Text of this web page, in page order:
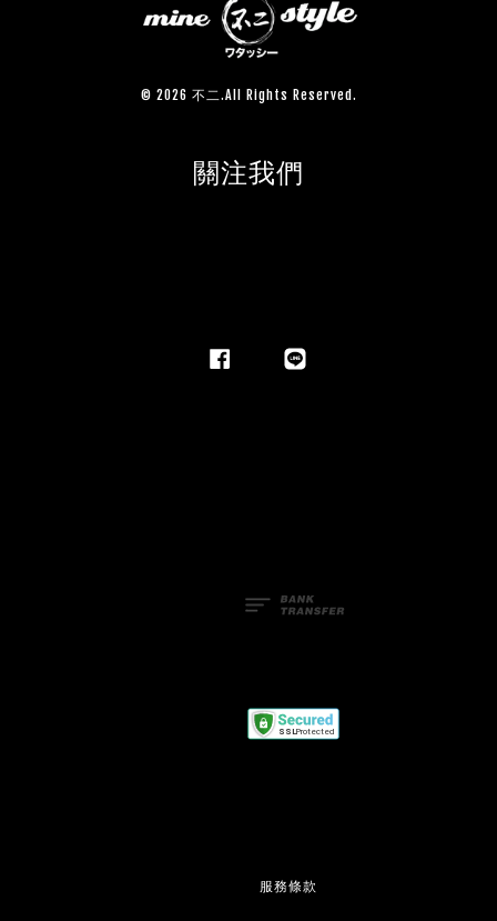
© 2026 不二.All Rights Reserved.
關注我們
服務條款